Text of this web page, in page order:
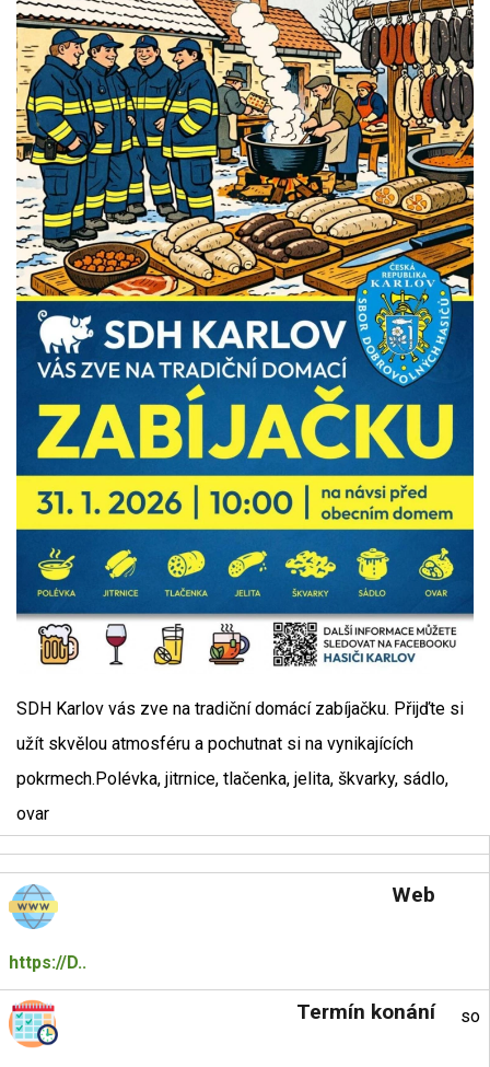
SDH Karlov vás zve na tradiční domácí zabíjačku. Přijďte si
užít skvělou atmosféru a pochutnat si na vynikajících
pokrmech.Polévka, jitrnice, tlačenka, jelita, škvarky, sádlo,
ovar
Web
https://D..
Termín konání so